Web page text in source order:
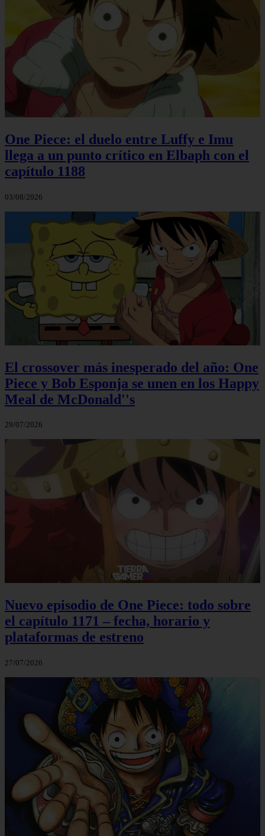
One Piece: el duelo entre Luffy e Imu
llega a un punto crítico en Elbaph con el
capítulo 1188
03/08/2026
El crossover más inesperado del año: One
Piece y Bob Esponja se unen en los Happy
Meal de McDonald''s
29/07/2026
Nuevo episodio de One Piece: todo sobre
el capítulo 1171 – fecha, horario y
plataformas de estreno
27/07/2026